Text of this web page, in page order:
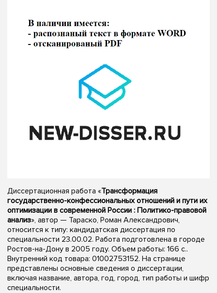
Диссертационная работа «Трансформация
государственно-конфессиональных отношений и пути их
оптимизации в современной России : Политико-правовой
анализ», автор — Тараско, Роман Александрович,
относится к типу: кандидатская диссертация по
специальности 23.00.02. Работа подготовлена в городе
Ростов-на-Дону в 2005 году. Объем работы: 166 с..
Внутренний код товара: 01002753152. На странице
представлены основные сведения о диссертации,
включая название, автора, год, город, тип работы и шифр
специальности.